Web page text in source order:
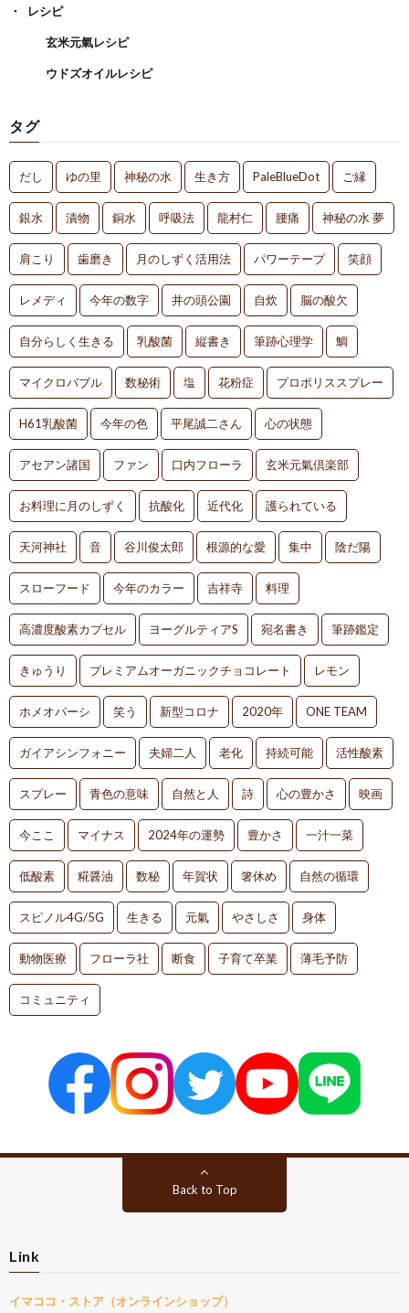
レシピ
玄米元氣レシピ
ウドズオイルレシピ
タグ
だし ゆの里 神秘の水 生き方 PaleBlueDot ご縁
銀水 漬物 銅水 呼吸法 龍村仁 腰痛 神秘の水 夢
肩こり 歯磨き 月のしずく活用法 パワーテープ 笑顔
レメディ 今年の数字 井の頭公園 自炊 脳の酸欠
自分らしく生きる 乳酸菌 縦書き 筆跡心理学 鯛
マイクロバブル 数秘術 塩 花粉症 プロポリススプレー
H61乳酸菌 今年の色 平尾誠二さん 心の状態
アセアン諸国 ファン 口内フローラ 玄米元氣倶楽部
お料理に月のしずく 抗酸化 近代化 護られている
天河神社 音 谷川俊太郎 根源的な愛 集中 陰だ陽
スローフード 今年のカラー 吉祥寺 料理
高濃度酸素カプセル ヨーグルティアS 宛名書き 筆跡鑑定
きゅうり プレミアムオーガニックチョコレート レモン
ホメオパーシ 笑う 新型コロナ 2020年 ONE TEAM
ガイアシンフォニー 夫婦二人 老化 持続可能 活性酸素
スプレー 青色の意味 自然と人 詩 心の豊かさ 映画
今ここ マイナス 2024年の運勢 豊かさ 一汁一菜
低酸素 糀醤油 数秘 年賀状 箸休め 自然の循環
スピノル4G/5G 生きる 元氣 やさしさ 身体
動物医療 フローラ社 断食 子育て卒業 薄毛予防
コミュニティ
Back to Top
Link
イマココ・ストア（オンラインショップ）